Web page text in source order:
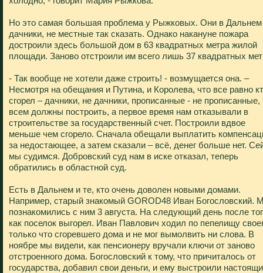
Но это самая большая проблема у Рыжковых. Они в Дальнем
дачники, не местные так сказать. Однако накануне пожара
достроили здесь большой дом в 63 квадратных метра жилой
площади. Заново отстроили им всего лишь 37 квадратных
- Так вообще не хотели даже строить! - возмущается она. –
Несмотря на обещания и Путина, и Королева, что все равно
сгорел – дачники, не дачники, прописанные - не прописанные,
всем должны построить, а первое время нам отказывали в
строительстве за государственный счет. Построили вдвое
меньше чем сгорело. Сначала обещали выплатить
за недостающее, а затем сказали – всё, денег больше нет.
мы судимся. Добровский суд нам в иске отказал, теперь
обратились в областной суд.
Есть в Дальнем и те, кто очень доволен новыми домами.
Например, старый знакомый GOROD48 Иван Богословский.
познакомились с ним 3 августа. На следующий день после
как поселок выгорел. Иван Павлович ходил по пепелищу
только что сгоревшего дома и не мог вымолвить ни слова. В
ноябре мы видели, как пенсионеру вручали ключи от заново
отстроенного дома. Богословский к тому, что причиталось от
государства, добавил свои деньги, и ему выстроили